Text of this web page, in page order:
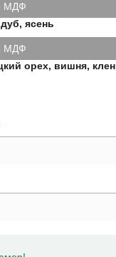
МДФ
ясень
МДФ
орех, вишня, клен